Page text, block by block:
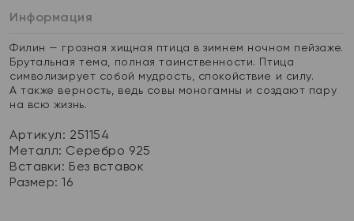
Информация
Филин — грозная хищная птица в зимнем ночном пейзаже.
Брутальная тема, полная таинственности. Птица
символизирует собой мудрость, спокойствие и силу.
А также верность, ведь совы моногамны и создают пару
на всю жизнь.
Артикул: 251154
Металл: Серебро 925
Вставки: Без вставок
Размер:16